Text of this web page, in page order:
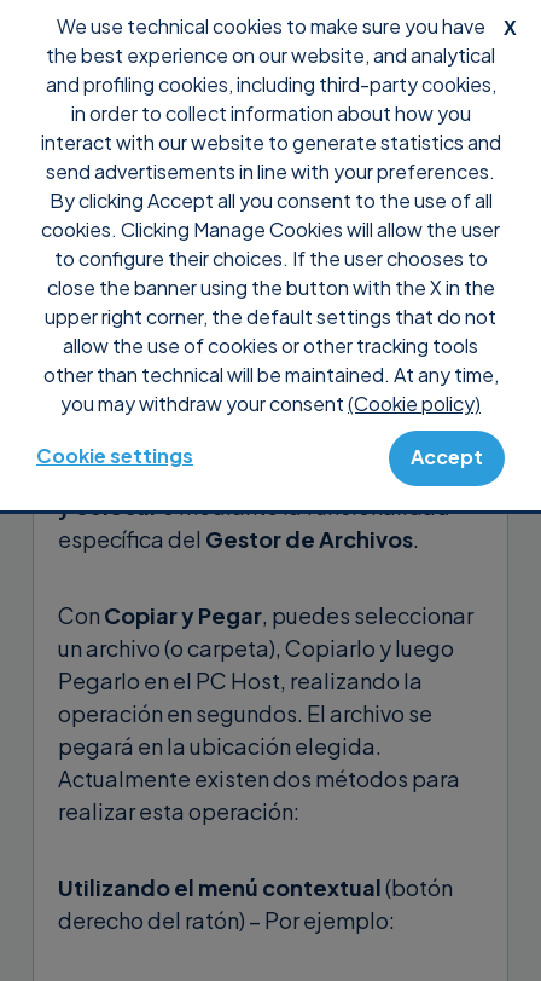
X
We use technical cookies to make sure you have
the best experience on our website, and analytical
and profiling cookies, including third-party cookies,
in order to collect information about how you
interact with our website to generate statistics and
send advertisements in line with your preferences.
By clicking Accept all you consent to the use of all
cookies. Clicking Manage Cookies will allow the user
to configure their choices. If the user chooses to
close the banner using the button with the X in the
upper right corner, the default settings that do not
allow the use of cookies or other tracking tools
other than technical will be maintained. At any time,
you may withdraw your consent(Cookie policy)
Cookie settings Accept
Support Tutoriales
Transferencia de archivos
Durante una sesión de control remoto,
Supremo permite transferir archivos
desde el PC de control al PC controlado,
y viceversa. Esta operación puede
llevarse a cabo mediante la función
Copiar y Pegar
Arrastrar
y colocaro mediante la funcionalidad
específica del Gestor de Archivos.
Con Copiar y Pegar, puedes seleccionar
un archivo (o carpeta), Copiarlo y luego
Pegarlo en el PC Host, realizando la
operación en segundos. El archivo se
pegará en la ubicación elegida.
Actualmente existen dos métodos para
realizar esta operación:
Utilizando el menú contextual(botón
derecho del ratón) – Por ejemplo: